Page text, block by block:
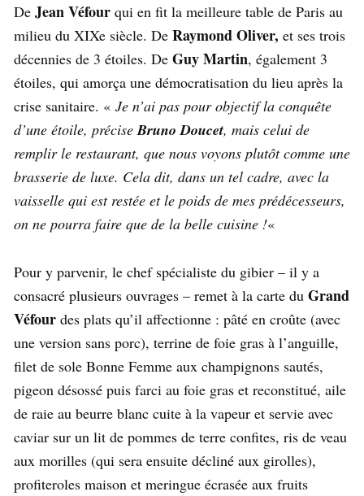
De Jean Véfour qui en fit la meilleure table de Paris au
milieu du XIXe siècle. De Raymond Oliver, et ses trois
décennies de 3 étoiles. De Guy Martin, également 3
étoiles, qui amorça une démocratisation du lieu après la
crise sanitaire. « Je n’ai pas pour objectif la conquête
d’une étoile, préciseBruno Doucet, mais celui de
remplir le restaurant, que nous voyons plutôt comme une
brasserie de luxe. Cela dit, dans un tel cadre, avec la
vaisselle qui est restée et le poids de mes prédécesseurs,
on ne pourra faire que de la belle cuisine !«
Pour y parvenir, le chef spécialiste du gibier – il y a
consacré plusieurs ouvrages – remet à la carte du Grand
Véfour des plats qu’il affectionne : pâté en croûte (avec
une version sans porc), terrine de foie gras à l’anguille,
filet de sole Bonne Femme aux champignons sautés,
pigeon désossé puis farci au foie gras et reconstitué, aile
de raie au beurre blanc cuite à la vapeur et servie avec
caviar sur un lit de pommes de terre confites, ris de veau
aux morilles (qui sera ensuite décliné aux girolles),
profiteroles maison et meringue écrasée aux fruits